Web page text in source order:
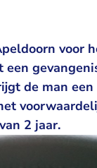
voor
de man
2 jaar.